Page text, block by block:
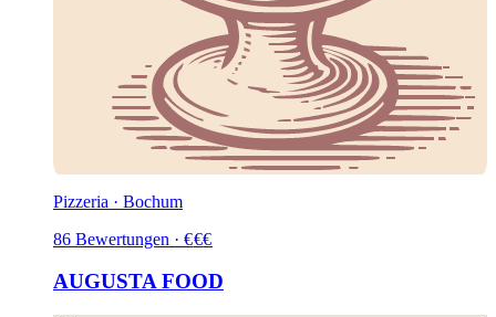
Pizzeria · Bochum
86 Bewertungen · €€€
AUGUSTA FOOD